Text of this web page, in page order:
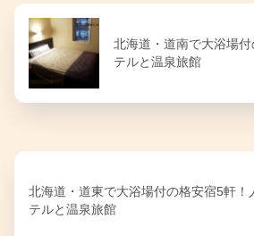
北海道・道南で大浴場
テルと温泉旅館
北海道・道東で大浴場付の格安宿5軒！
テルと温泉旅館